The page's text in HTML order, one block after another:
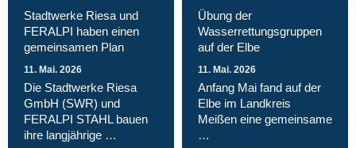
Stadtwerke Riesa und
FERALPI haben einen
gemeinsamen Plan
11. Mai. 2026
Die Stadtwerke Riesa
GmbH (SWR) und
FERALPI STAHL bauen
ihre langjährige …
Übung der
Wasserrettungsgruppen
auf der Elbe
11. Mai. 2026
Anfang Mai fand auf der
Elbe im Landkreis
Meißen eine gemeinsame
…